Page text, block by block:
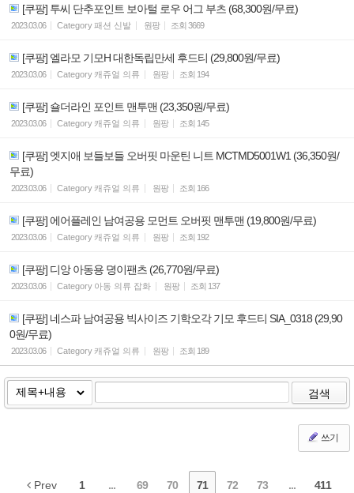
[쿠팡] 투씨 단추포인트 보아털 로우 어그 부츠 (68,300원/무료)
2023.03.06 Category패션 신발 원팡 조회 3669
[쿠팡] 엘라모 기모H 대한독립만세 후드티 (29,800원/무료)
2023.03.06 Category 캐쥬얼 의류 원팡 조회 194
[쿠팡] 숄더라인 포인트 맨투맨 (23,350원/무료)
2023.03.06 Category 캐쥬얼 의류 원팡 조회 145
[쿠팡] 엣지애 보들보들 오버핏 마운틴 니트 MCTMD5001W1 (36,350원/
무료)
2023.03.06 Category 캐쥬얼 의류 원팡 조회 166
[쿠팡] 에어플레인 남여공용 모먼트 오버핏 맨투맨 (19,800원/무료)
2023.03.06 Category 캐쥬얼 의류 원팡 조회 192
[쿠팡] 디앙 아동용 뎡이팬츠 (26,770원/무료)
2023.03.06 Category 아동 의류 잡화 원팡 조회 137
[쿠팡] 네스파 남여공용 빅사이즈 기학오각 기모 후드티 SIA_0318 (29,90
0원/무료)
2023.03.06 Category 캐쥬얼 의류 원팡 조회 189
검색
쓰기
Prev 1 ... 69 70 71 72 73 ... 411